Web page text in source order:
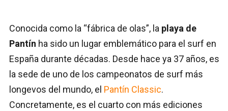
Conocida como la “fábrica de olas”, la playa de
Pantín ha sido un lugar emblemático para el surf en
España durante décadas. Desde hace ya 37 años, es
la sede de uno de los campeonatos de surf más
longevos del mundo, el Pantín Classic.
Concretamente, es el cuarto con más ediciones